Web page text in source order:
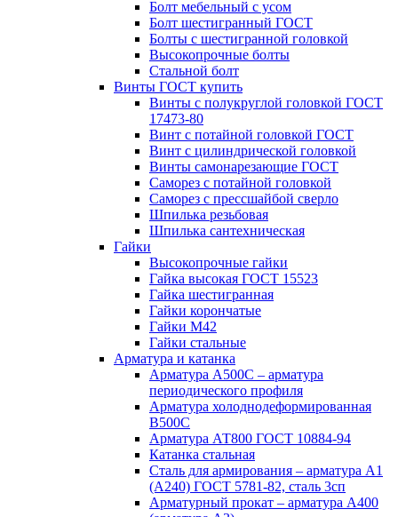
Болт мебельный с усом
Болт шестигранный ГОСТ
Болты с шестигранной головкой
Высокопрочные болты
Стальной болт
Винты ГОСТ купить
Винты с полукруглой головкой ГОСТ
17473-80
Винт с потайной головкой ГОСТ
Винт с цилиндрической головкой
Винты самонарезающие ГОСТ
Саморез с потайной головкой
Саморез с прессшайбой сверло
Шпилька резьбовая
Шпилька сантехническая
Гайки
Высокопрочные гайки
Гайка высокая ГОСТ 15523
Гайка шестигранная
Гайки корончатые
Гайки М42
Гайки стальные
Арматура и катанка
Арматура А500С – арматура
периодического профиля
Арматура холоднодеформированная
В500С
Арматура АТ800 ГОСТ 10884-94
Катанка стальная
Сталь для армирования – арматура А1
(А240) ГОСТ 5781-82, сталь 3сп
Арматурный прокат – арматура А400